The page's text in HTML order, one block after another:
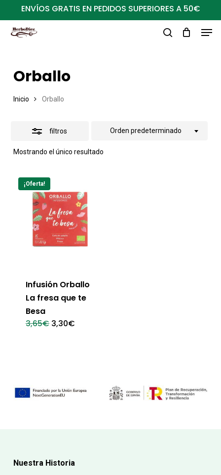
al
contenido
ENVÍOS GRATIS EN PEDIDOS SUPERIORES A 50€
Orballo
Inicio Orballo
filtros
Mostrando el único resultado
Orden predeterminado
Close
Filters
¡Oferta!
Infusión Orballo
La fresa que te
Besa
3,65€ El
precio
3,30€El
Nuestra Historia
Close